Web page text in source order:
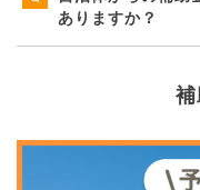
ありますか？